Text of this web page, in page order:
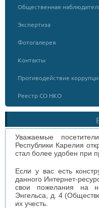
Общественная
Экспертиза
Фотогалерея
Контакты
Противодействие
Реестр СО НКО
Уважаемые
Республики Карелия
стал более удобен при
Если у вас есть
данного Интернет-
свои пожелания на
Энгельса, д. 4
их учесть.